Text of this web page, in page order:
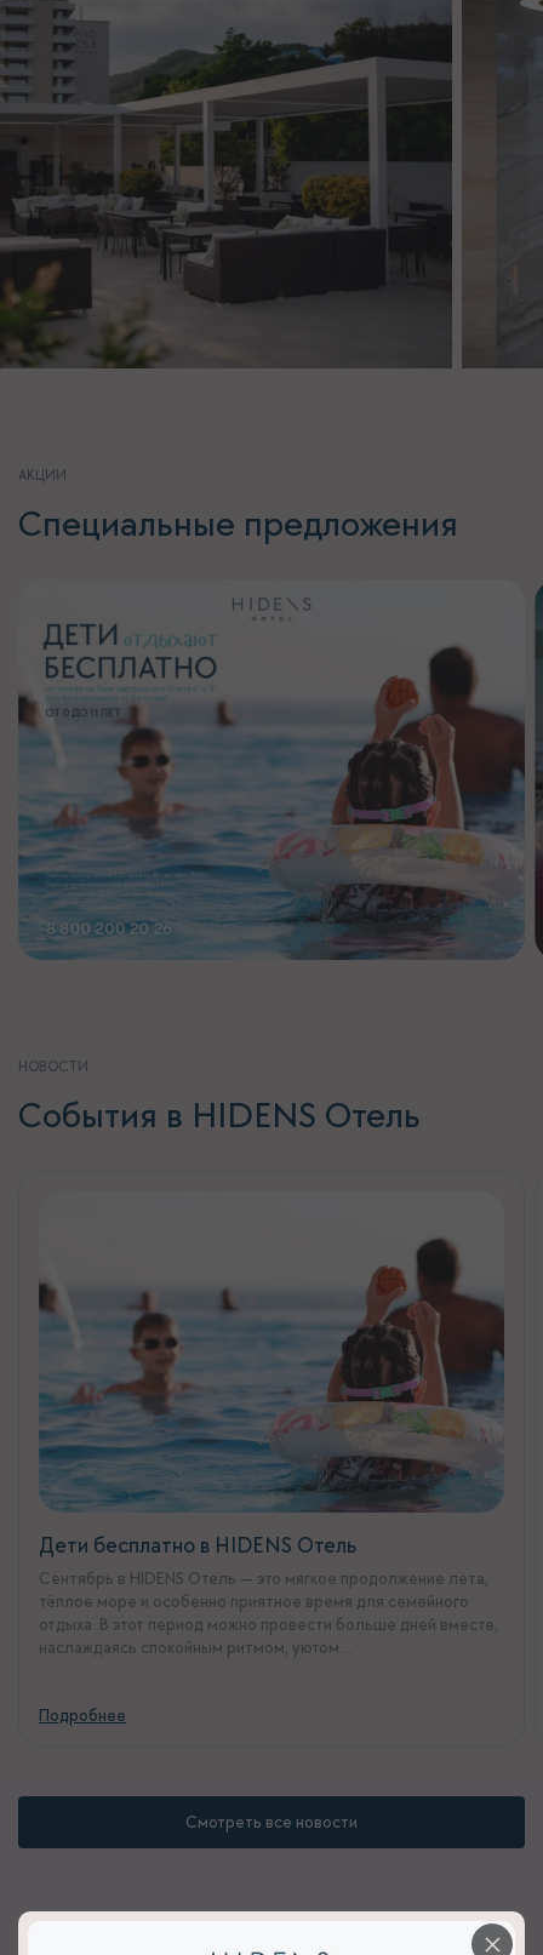
АКЦИИ
Специальные предложения
НОВОСТИ
События в HIDENS Отель
Дети бесплатно в HIDENS Отель
Сентябрь в HIDENS Отель — это мягкое продолжение лета,
тёплое море и особенно приятное время для семейного
отдыха. В этот период можно провести больше дней вместе,
наслаждаясь спокойным ритмом, уютом…
Подробнее
Смотреть все новости
×